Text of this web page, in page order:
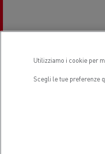
Utilizziamo i cookie per
Scegli le tue preferenze